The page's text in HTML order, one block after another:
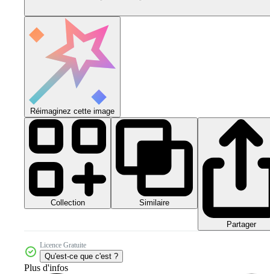
Réimaginez cette image
Collection Similaire
Partager
Licence Gratuite
Qu'est-ce que c'est ?
Plus d'infos